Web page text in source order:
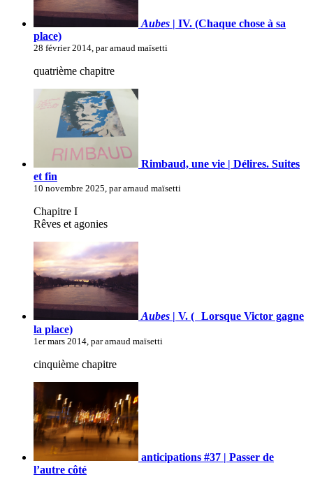
Aubes | IV. (Chaque chose à sa
place)
28 février 2014, par arnaud maïsetti
quatrième chapitre
Rimbaud, une vie | Délires. Suites
et fin
10 novembre 2025, par arnaud maïsetti
Chapitre I
Rêves et agonies
Aubes | V. ( Lorsque Victor gagne
la place)
1er mars 2014, par arnaud maïsetti
cinquième chapitre
anticipations #37 | Passer de
l’autre côté